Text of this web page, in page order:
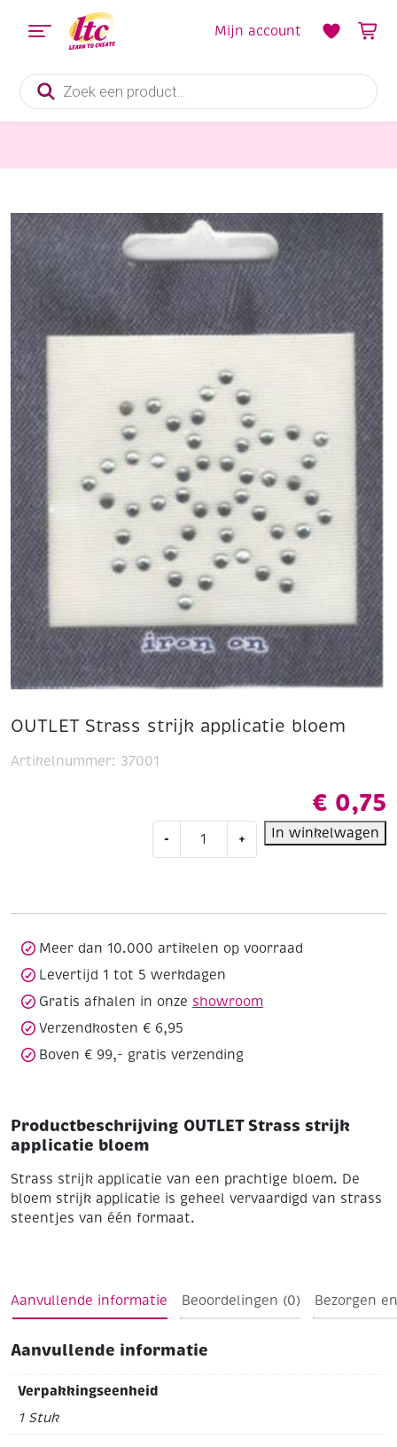
Producten
zoeken
Mijn account
OUTLET Strass strijk applicatie bloem
€ 0,75
- + In winkelwagen
Artikelnummer: 37001
Meer dan 10.000 artikelen op voorraad
Levertijd 1 tot 5 werkdagen
Gratis afhalen in onze showroom
Verzendkosten € 6,95
Boven € 99,- gratis verzending
Productbeschrijving OUTLET Strass strijk
applicatie bloem
Strass strijk applicatie van een prachtige bloem. De
bloem strijk applicatie is geheel vervaardigd van strass
steentjes van één formaat.
Aanvullende informatie Beoordelingen (0) Bezorgen
Aanvullende informatie
Verpakkingseenheid
1 Stuk